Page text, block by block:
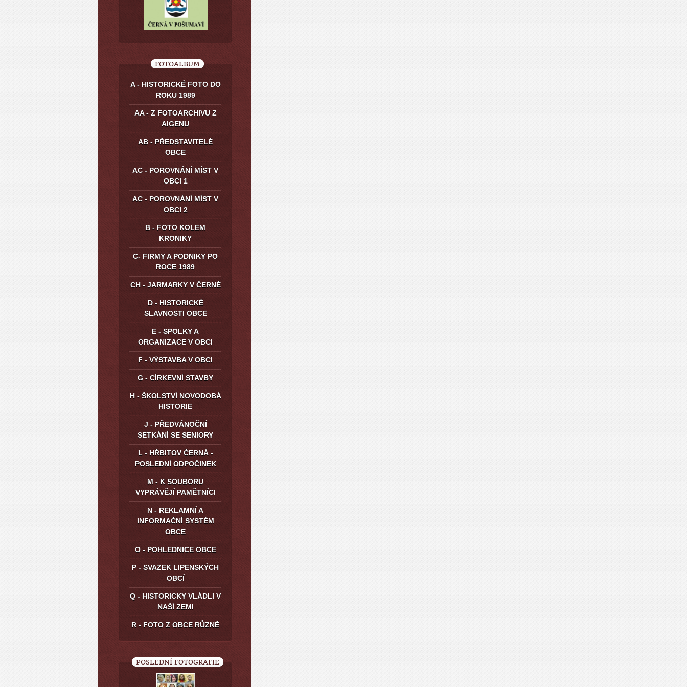
FOTOALBUM
A - HISTORICKÉ FOTO DO
ROKU 1989
AA - Z FOTOARCHIVU Z
AIGENU
AB - PŘEDSTAVITELÉ
OBCE
AC - POROVNÁNÍ MÍST V
OBCI 1
AC - POROVNÁNÍ MÍST V
OBCI 2
B - FOTO KOLEM
KRONIKY
C- FIRMY A PODNIKY PO
ROCE 1989
CH - JARMARKY V ČERNÉ
D - HISTORICKÉ
SLAVNOSTI OBCE
E - SPOLKY A
ORGANIZACE V OBCI
F - VÝSTAVBA V OBCI
G - CÍRKEVNÍ STAVBY
H - ŠKOLSTVÍ NOVODOBÁ
HISTORIE
J - PŘEDVÁNOČNÍ
SETKÁNÍ SE SENIORY
L - HŘBITOV ČERNÁ -
POSLEDNÍ ODPOČINEK
M - K SOUBORU
VYPRÁVĚJÍ PAMĚTNÍCI
N - REKLAMNÍ A
INFORMAČNÍ SYSTÉM
OBCE
O - POHLEDNICE OBCE
P - SVAZEK LIPENSKÝCH
OBCÍ
Q - HISTORICKY VLÁDLI V
NAŠÍ ZEMI
R - FOTO Z OBCE RŮZNĚ
POSLEDNÍ FOTOGRAFIE